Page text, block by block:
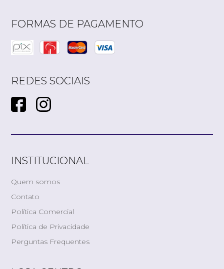
FORMAS DE PAGAMENTO
REDES SOCIAIS
INSTITUCIONAL
Quem somos
Contato
Política Comercial
Política de Privacidade
Perguntas Frequentes